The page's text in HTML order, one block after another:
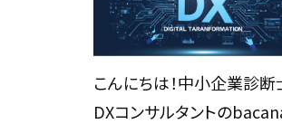
こんにちは！中小企業診断
DXコンサルタントの